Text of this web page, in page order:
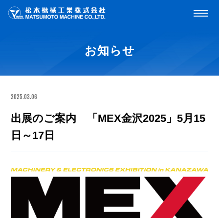
お知らせ
2025.03.06
出展のご案内 「MEX金沢2025」5月15
日～17日